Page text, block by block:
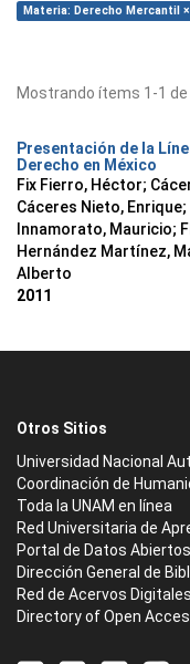
Materia: Derecho Mercantil ×
Mostrando ítems 1-1 de
Presentación de la
Derecho en México
Fix Fierro, Héctor;
Cáceres Nieto, Enrique;
Innamorato, Mauricio;
Hernández Martínez,
Alberto
2011
Otros Sitios
Universidad Nacional
Coordinación de
Toda la UNAM en línea
Red Universitaria de
Portal de Datos Abiertos
Dirección General de
Red de Acervos Digitales
Directory of Open